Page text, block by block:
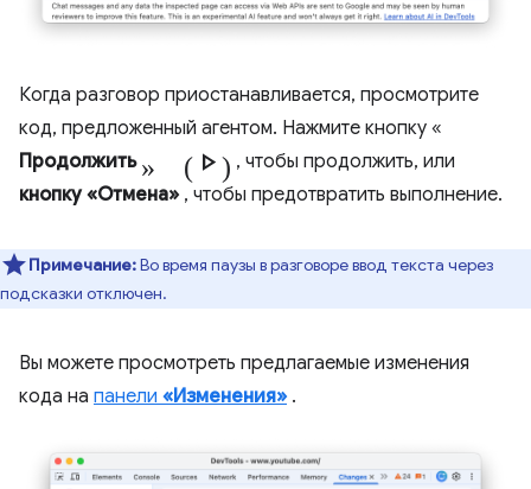
Когда разговор приостанавливается, просмотрите
код, предложенный агентом. Нажмите кнопку «
Продолжить » (Play_arrow) , чтобы продолжить, или
кнопку «Отмена» , чтобы предотвратить выполнение.
Примечание:Во время паузы в разговоре ввод текста через
подсказки отключен.
Вы можете просмотреть предлагаемые изменения
кода на панели «Изменения» .